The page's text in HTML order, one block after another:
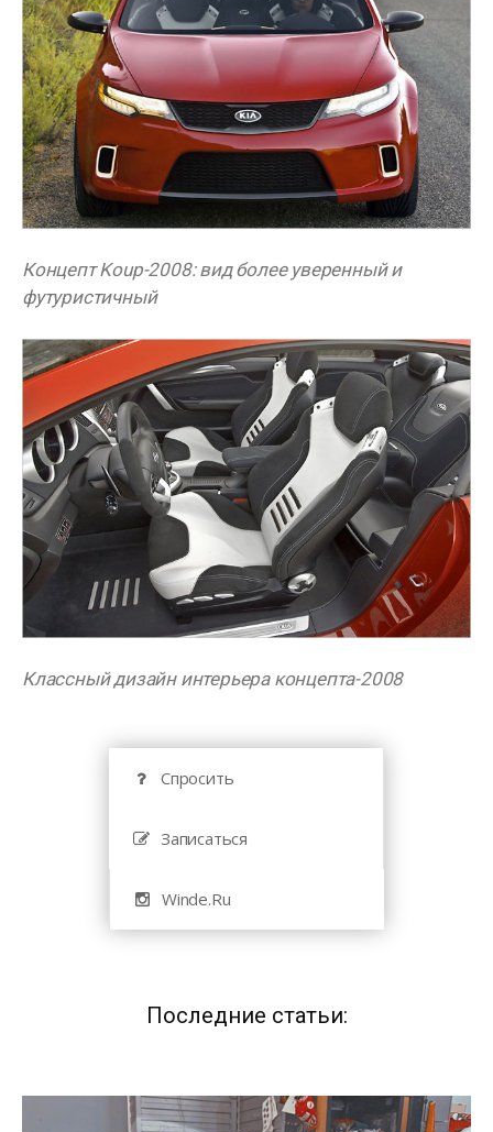
Концепт Koup-2008: вид более уверенный и
футуристичный
Классный дизайн интерьера концепта-2008
Спросить
Записаться
Winde.Ru
Последние статьи: